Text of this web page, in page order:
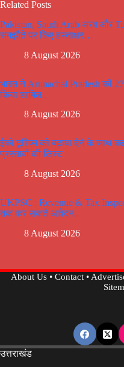
Related Posts
Pakistan, Saudi Arab अरब और
समझौते पर किए हस्ताक्षर…
8 August 2026
भारत ने Arunachal Pradesh की
किया शामिल..
8 August 2026
ईको टूरिज्म को बढ़ावा देने के साथ
प्रस्तावों की लिस्ट
8 August 2026
UKPSC : Revenue & Tax
तक कर सकते आवेदन..
8 August 2026
About Us• Contact•
उत्तराखंड